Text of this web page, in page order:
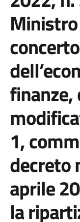
finanze,
1,
decreto
aprile
la